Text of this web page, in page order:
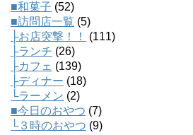
■和菓子 (52)
■訪問店一覧 (5)
├お店突撃！！
(111)
├ランチ (26)
├カフェ (139)
├ディナー (18)
└ラーメン (2)
■今日のおやつ (7)
└３時のおやつ (9)